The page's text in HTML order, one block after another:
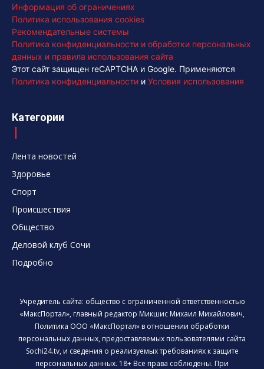
Информация об ограничениях
Политика использования cookies
Рекомендательные системы
Политика конфиденциальности и обработки персональных
данных и правила использования сайта
Этот сайт защищен reCAPTCHA и Google. Применяются
Политика конфиденциальности и Условия использования
Категории
Лента новостей
Здоровье
Спорт
Происшествия
Общество
Деловой клуб Сочи
Подробно
Учредитель сайта: общество с ограниченной ответственностью
«МаксПортал», главный редактор Микшис Михаил Михайлович,
Политика ООО «МаксПортал» в отношении обработки
персональных данных, предоставляемых пользователями сайта
Sochi24.tv, и сведения о реализуемых требованиях к защите
персональных данных. 18+ Все права соблюдены. При